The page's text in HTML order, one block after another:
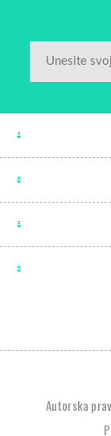
Autorska